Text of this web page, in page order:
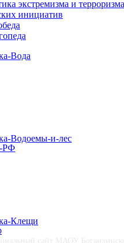
экстремизма и терроризма
инициатив